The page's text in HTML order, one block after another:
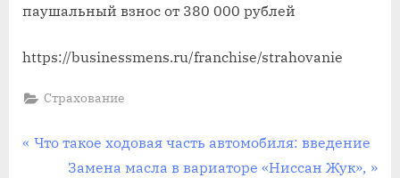
паушальный взнос от 380 000 рублей
https://businessmens.ru/franchise/strahovanie
Страхование
Навигация
П
Что такое ходовая часть автомобиля: введение
С
Замена масла в вариаторе «Ниссан Жук»,